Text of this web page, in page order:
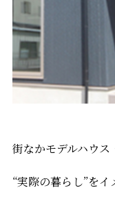
街なかモデルハウス
“実際の暮らし”をイ